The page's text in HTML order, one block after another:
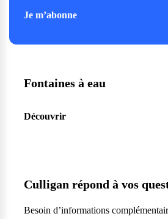
Je m’abonne
Fontaines à eau
Découvrir
Culligan répond à vos
Besoin d’informations